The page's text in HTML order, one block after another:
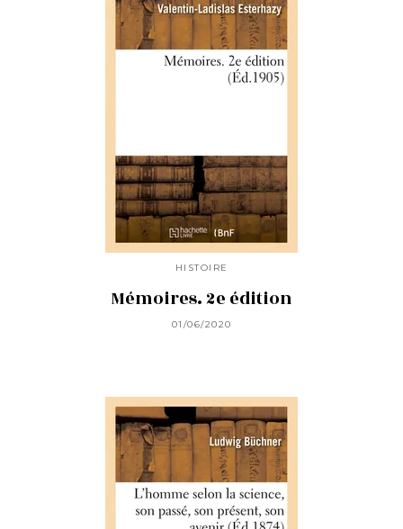
HISTOIRE
Mémoires. 2e édition
01/06/2020